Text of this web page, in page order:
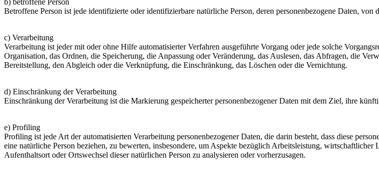
Betroffene Person ist jede identifizierte oder identifizierbare natürliche Person, deren personenbezogene Daten,
c) Verarbeitung
Verarbeitung ist jeder mit oder ohne Hilfe automatisierter Verfahren ausgeführte Vorgang oder jede solche
Organisation, das Ordnen, die Speicherung, die Anpassung oder Veränderung, das Auslesen, das Abfragen, die
Bereitstellung, den Abgleich oder die Verknüpfung, die Einschränkung, das Löschen oder die Vernichtung.
d) Einschränkung der Verarbeitung
Einschränkung der Verarbeitung ist die Markierung gespeicherter personenbezogener Daten mit dem Ziel, ihre
e) Profiling
Profiling ist jede Art der automatisierten Verarbeitung personenbezogener Daten, die darin besteht, dass diese
eine natürliche Person beziehen, zu bewerten, insbesondere, um Aspekte bezüglich Arbeitsleistung,
Aufenthaltsort oder Ortswechsel dieser natürlichen Person zu analysieren oder vorherzusagen.